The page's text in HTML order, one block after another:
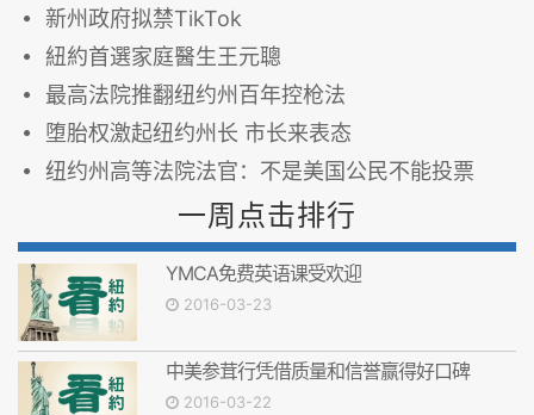
新州政府拟禁TikTok
紐約首選家庭醫生王元聰
最高法院推翻纽约州百年控枪法
堕胎权激起纽约州长 市长来表态
纽约州高等法院法官：不是美国公民不能投票
一周点击排行
YMCA免费英语课受欢迎
2016-03-23
中美参茸行凭借质量和信誉赢得好口碑
2016-03-22